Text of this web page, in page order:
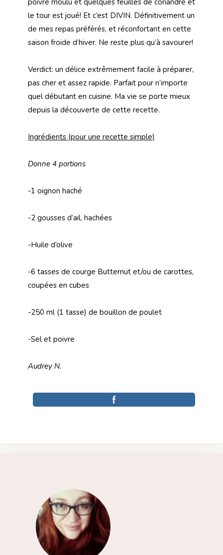
poivre moulu et quelques feuilles de coriandre et
le tour est joué! Et c’est DIVIN. Définitivement un
de mes repas préférés, et réconfortant en cette
saison froide d’hiver. Ne reste plus qu’à savourer!
Verdict: un délice extrêmement facile à préparer,
pas cher et assez rapide. Parfait pour n’importe
quel débutant en cuisine. Ma vie se porte mieux
depuis la découverte de cette recette.
Ingrédients (pour une recette simple)
Donne 4 portions
-1 oignon haché
-2 gousses d’ail, hachées
-Huile d’olive
-6 tasses de courge Butternut et/ou de carottes,
coupées en cubes
-250 ml (1 tasse) de bouillon de poulet
-Sel et poivre
Audrey N.